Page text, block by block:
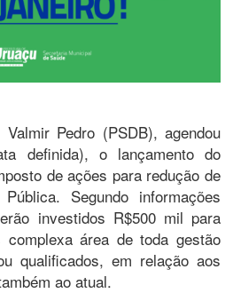
Pedro (PSDB), agendou
definida), o lançamento do
de ações para redução de
Segundo informações
investidos R$500 mil para
área de toda gestão
qualificados, em relação aos
ao atual.